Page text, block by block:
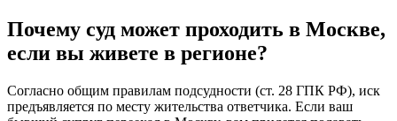
Почему суд может проходить в Москве,
если вы живете в регионе?
Согласно общим правилам подсудности (ст. 28 ГПК РФ), иск
предъявляется по месту жительства ответчика. Если ваш